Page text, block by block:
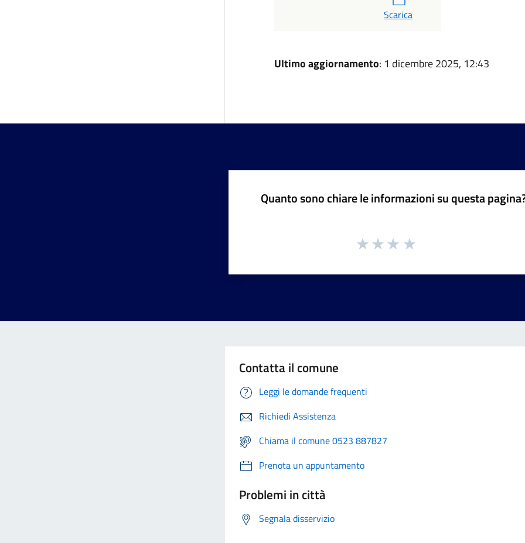
Scarica
Ultimo aggiornamento: 1 dicembre 2025, 12:43
Quanto sono chiare le informazioni su questa
Contatta il comune
Leggi le domande frequenti
Richiedi Assistenza
Chiama il comune 0523 887827
Prenota un appuntamento
Problemi in città
Segnala disservizio